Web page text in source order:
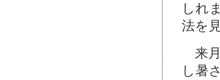
しれ
法を
来
し暑